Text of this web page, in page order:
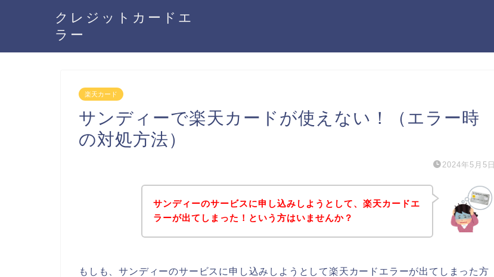
クレジットカードエ
ラー
楽天カード
サンディーで楽天カードが使えない！（エラー時
の対処方法）
2024年5月5日
サンディーのサービスに申し込みしようとして、楽天カードエ
ラーが出てしまった！という方はいませんか？
もしも、サンディーのサービスに申し込みしようとして楽天カードエラーが出てしまった方